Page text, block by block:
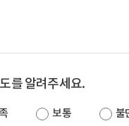
를 알려주세요.
보통 불